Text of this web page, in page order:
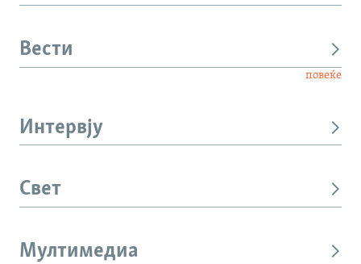
Вести
повеќе
Интервју
Свет
Мултимедиа